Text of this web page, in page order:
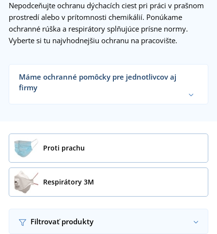
Nepodceňujte ochranu dýchacích ciest pri práci v prašnom
prostredí alebo v prítomnosti chemikálií. Ponúkame
ochranné rúška a respirátory splňujúce prísne normy.
Vyberte si tu najvhodnejšiu ochranu na pracovište.
Máme ochranné pomôcky pre jednotlivcov aj
firmy
Proti prachu
Respirátory 3M
Filtrovať produkty